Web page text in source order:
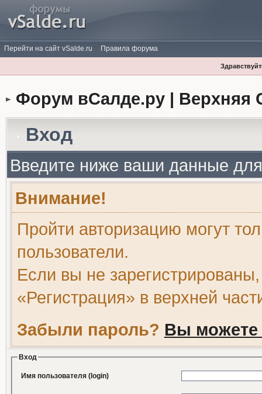
Перейти на сайт vSalde.ru Правила форума
Форум вСалде.ру | Верхняя
Вход
Введите ниже ваши данные
Внимание!
Пройти авторизацию могут
пользователи.
Если вы не
«Регистрация» в верхней
Забыли пароль? Вы можете
Вход
Имя пользователя (login)